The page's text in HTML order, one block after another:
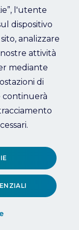
l'utente
dispositivo
analizzare
attività
mediante
di
continuerà